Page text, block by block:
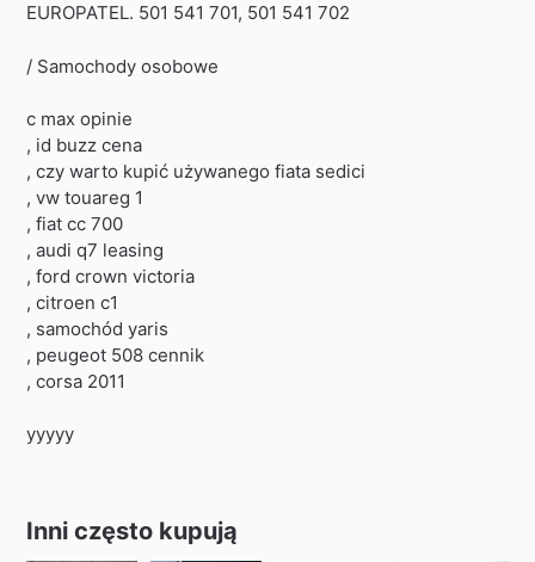
EUROPATEL. 501 541 701, 501 541 702
/ Samochody osobowe
c max opinie
, id buzz cena
, czy warto kupić używanego fiata sedici
, vw touareg 1
, fiat cc 700
, audi q7 leasing
, ford crown victoria
, citroen c1
, samochód yaris
, peugeot 508 cennik
, corsa 2011
yyyyy
Inni często kupują